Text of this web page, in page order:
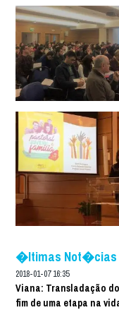
�ltimas Not�cias
2018-01-07 16:35
Viana: Transladação
fim de uma etapa na